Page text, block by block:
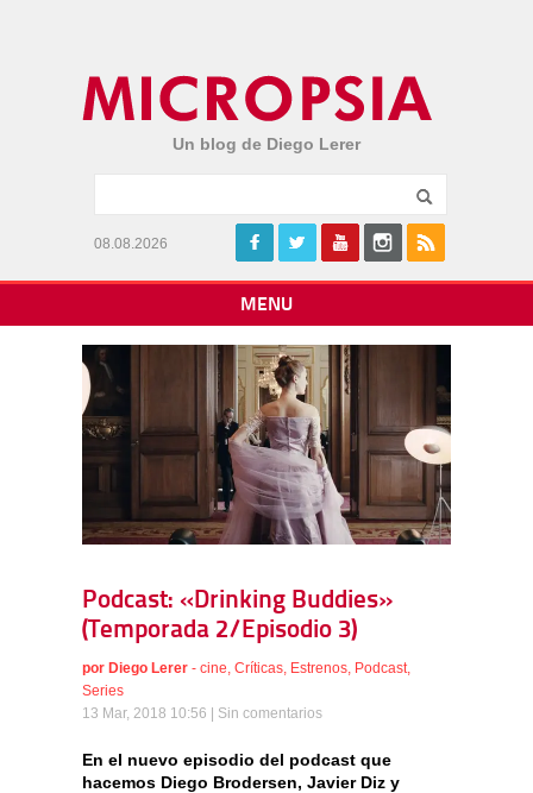
Un blog de Diego Lerer
08.08.2026
MENU
Podcast: «Drinking Buddies»
(Temporada 2/Episodio 3)
por Diego Lerer - cine Críticas Estrenos Podcast
Series
13 Mar, 2018 10:56 | Sin comentarios
En el nuevo episodio del podcast que
hacemos Diego Brodersen, Javier Diz y